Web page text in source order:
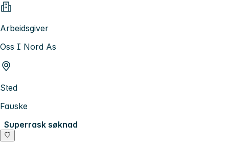
Arbeidsgiver
Oss I Nord As
Sted
Fauske
Superrask søknad